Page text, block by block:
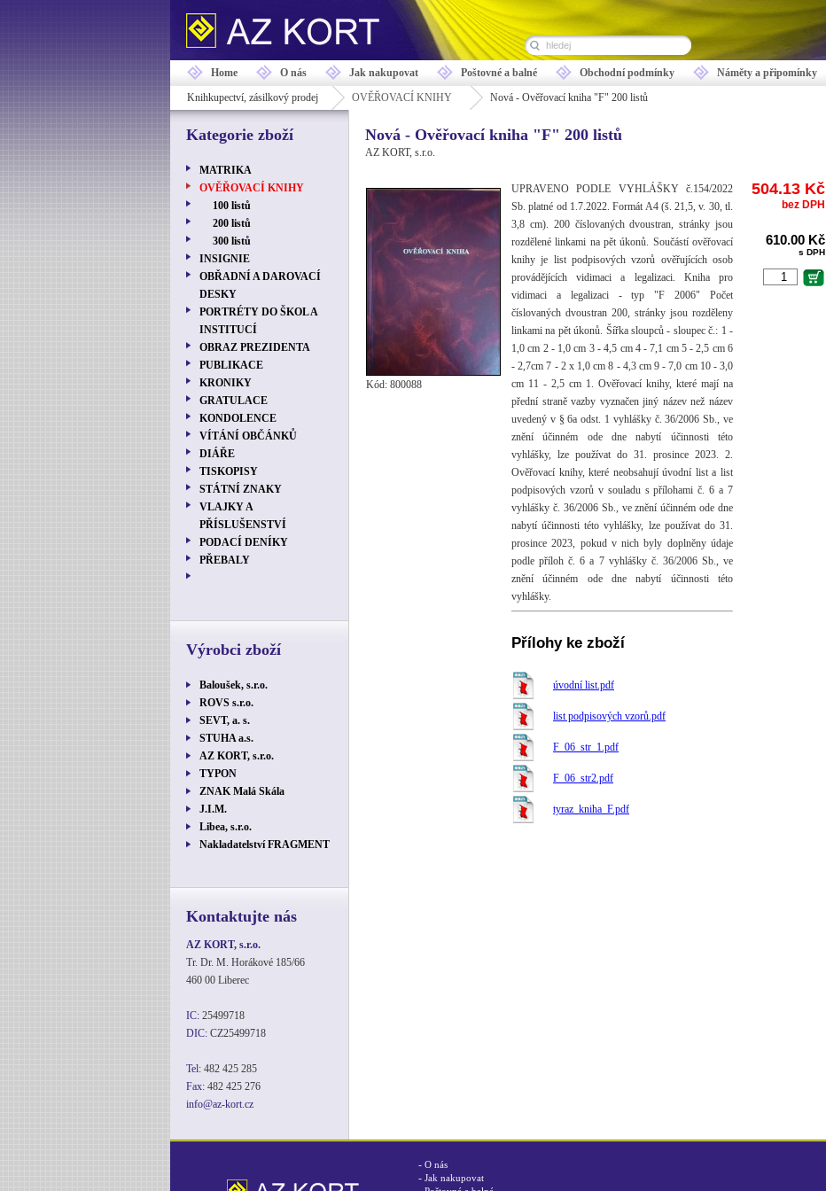
Home O nás Jak nakupovat Poštovné a balné Obchodní podmínky
Náměty a připomínky
Knihkupectví, zásilkový prodej
OVĚŘOVACÍ KNIHY Nová - Ověřovací kniha "F" 200 listů
Kategorie zboží
MATRIKA
OVĚŘOVACÍ KNIHY
100 listů
200 listů
300 listů
INSIGNIE
OBŘADNÍ A DAROVACÍ
DESKY
PORTRÉTY DO ŠKOL A
INSTITUCÍ
OBRAZ PREZIDENTA
PUBLIKACE
KRONIKY
GRATULACE
KONDOLENCE
VÍTÁNÍ OBČÁNKŮ
DIÁŘE
TISKOPISY
STÁTNÍ ZNAKY
VLAJKY A
PŘÍSLUŠENSTVÍ
PODACÍ DENÍKY
PŘEBALY
Výrobci zboží
Baloušek, s.r.o.
ROVS s.r.o.
SEVT, a. s.
STUHA a.s.
AZ KORT, s.r.o.
TYPON
ZNAK Malá Skála
J.I.M.
Libea, s.r.o.
Nakladatelství FRAGMENT
Kontaktujte nás
AZ KORT, s.r.o.
Tr. Dr. M. Horákové 185/66
460 00 Liberec
IC: 25499718
DIC: CZ25499718
Tel: 482 425 285
Fax: 482 425 276
info@az-kort.cz
Nová - Ověřovací kniha "F" 200 listů
AZ KORT, s.r.o.
Kód: 800088
UPRAVENO PODLE VYHLÁŠKY č.154/2022
Sb. platné od 1.7.2022. Formát A4 (š. 21,5, v. 30, tl.
3,8 cm). 200 číslovaných dvoustran, stránky jsou
rozdělené linkami na pět úkonů. Součástí ověřovací
knihy je list podpisových vzorů ověřujících osob
provádějících vidimaci a legalizaci. Kniha pro
vidimaci a legalizaci - typ "F 2006" Počet
číslovaných dvoustran 200, stránky jsou rozděleny
linkami na pět úkonů. Šířka sloupců - sloupec č.: 1 -
1,0 cm 2 - 1,0 cm 3 - 4,5 cm 4 - 7,1 cm 5 - 2,5 cm 6
- 2,7cm 7 - 2 x 1,0 cm 8 - 4,3 cm 9 - 7,0 cm 10 - 3,0
cm 11 - 2,5 cm 1. Ověřovací knihy, které mají na
přední straně vazby vyznačen jiný název než název
uvedený v § 6a odst. 1 vyhlášky č. 36/2006 Sb., ve
znění účinném ode dne nabytí účinnosti této
vyhlášky, lze používat do 31. prosince 2023. 2.
Ověřovací knihy, které neobsahují úvodní list a list
podpisových vzorů v souladu s přílohami č. 6 a 7
vyhlášky č. 36/2006 Sb., ve znění účinném ode dne
nabytí účinnosti této vyhlášky, lze používat do 31.
prosince 2023, pokud v nich byly doplněny údaje
podle příloh č. 6 a 7 vyhlášky č. 36/2006 Sb., ve
znění účinném ode dne nabytí účinnosti této
vyhlášky.
Přílohy ke zboží
úvodní list.pdf
list podpisových vzorů.pdf
F_06_str_1.pdf
F_06_str2.pdf
tyraz_kniha_F.pdf
504.13 Kč
bez DPH
610.00 Kč
s DPH
- O nás
- Jak nakupovat